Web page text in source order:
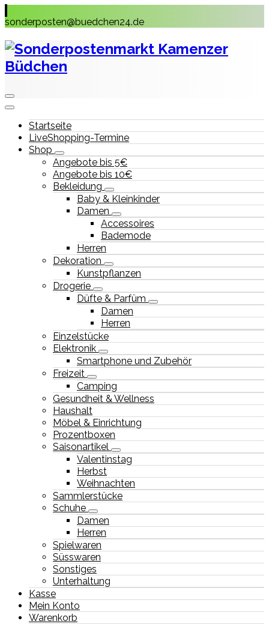
to
sonderposten@buedchen24.de
Startseite
LiveShopping-Termine
Shop
Angebote bis 5€
Angebote bis 10€
Bekleidung
Baby & Kleinkinder
Damen
Accessoires
Bademode
Herren
Dekoration
Kunstpflanzen
Drogerie
Düfte & Parfüm
Damen
Herren
Einzelstücke
Elektronik
Smartphone und Zubehör
Freizeit
Camping
Gesundheit & Wellness
Haushalt
Möbel & Einrichtung
Prozentboxen
Saisonartikel
Valentinstag
Herbst
Weihnachten
Sammlerstücke
Schuhe
Damen
Herren
Spielwaren
Süsswaren
Sonstiges
Unterhaltung
Kasse
Mein Konto
Warenkorb